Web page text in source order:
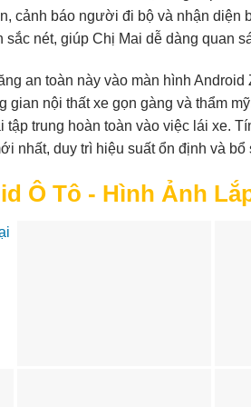
cảnh báo người đi bộ và nhận diện
nét, giúp Chị Mai dễ dàng quan
an toàn này vào màn hình
gian nội thất xe gọn gàng và thẩm
tập trung hoàn toàn vào việc lái xe.
nhất, duy trì hiệu suất ổn định và
Ô Tô - Hình Ảnh